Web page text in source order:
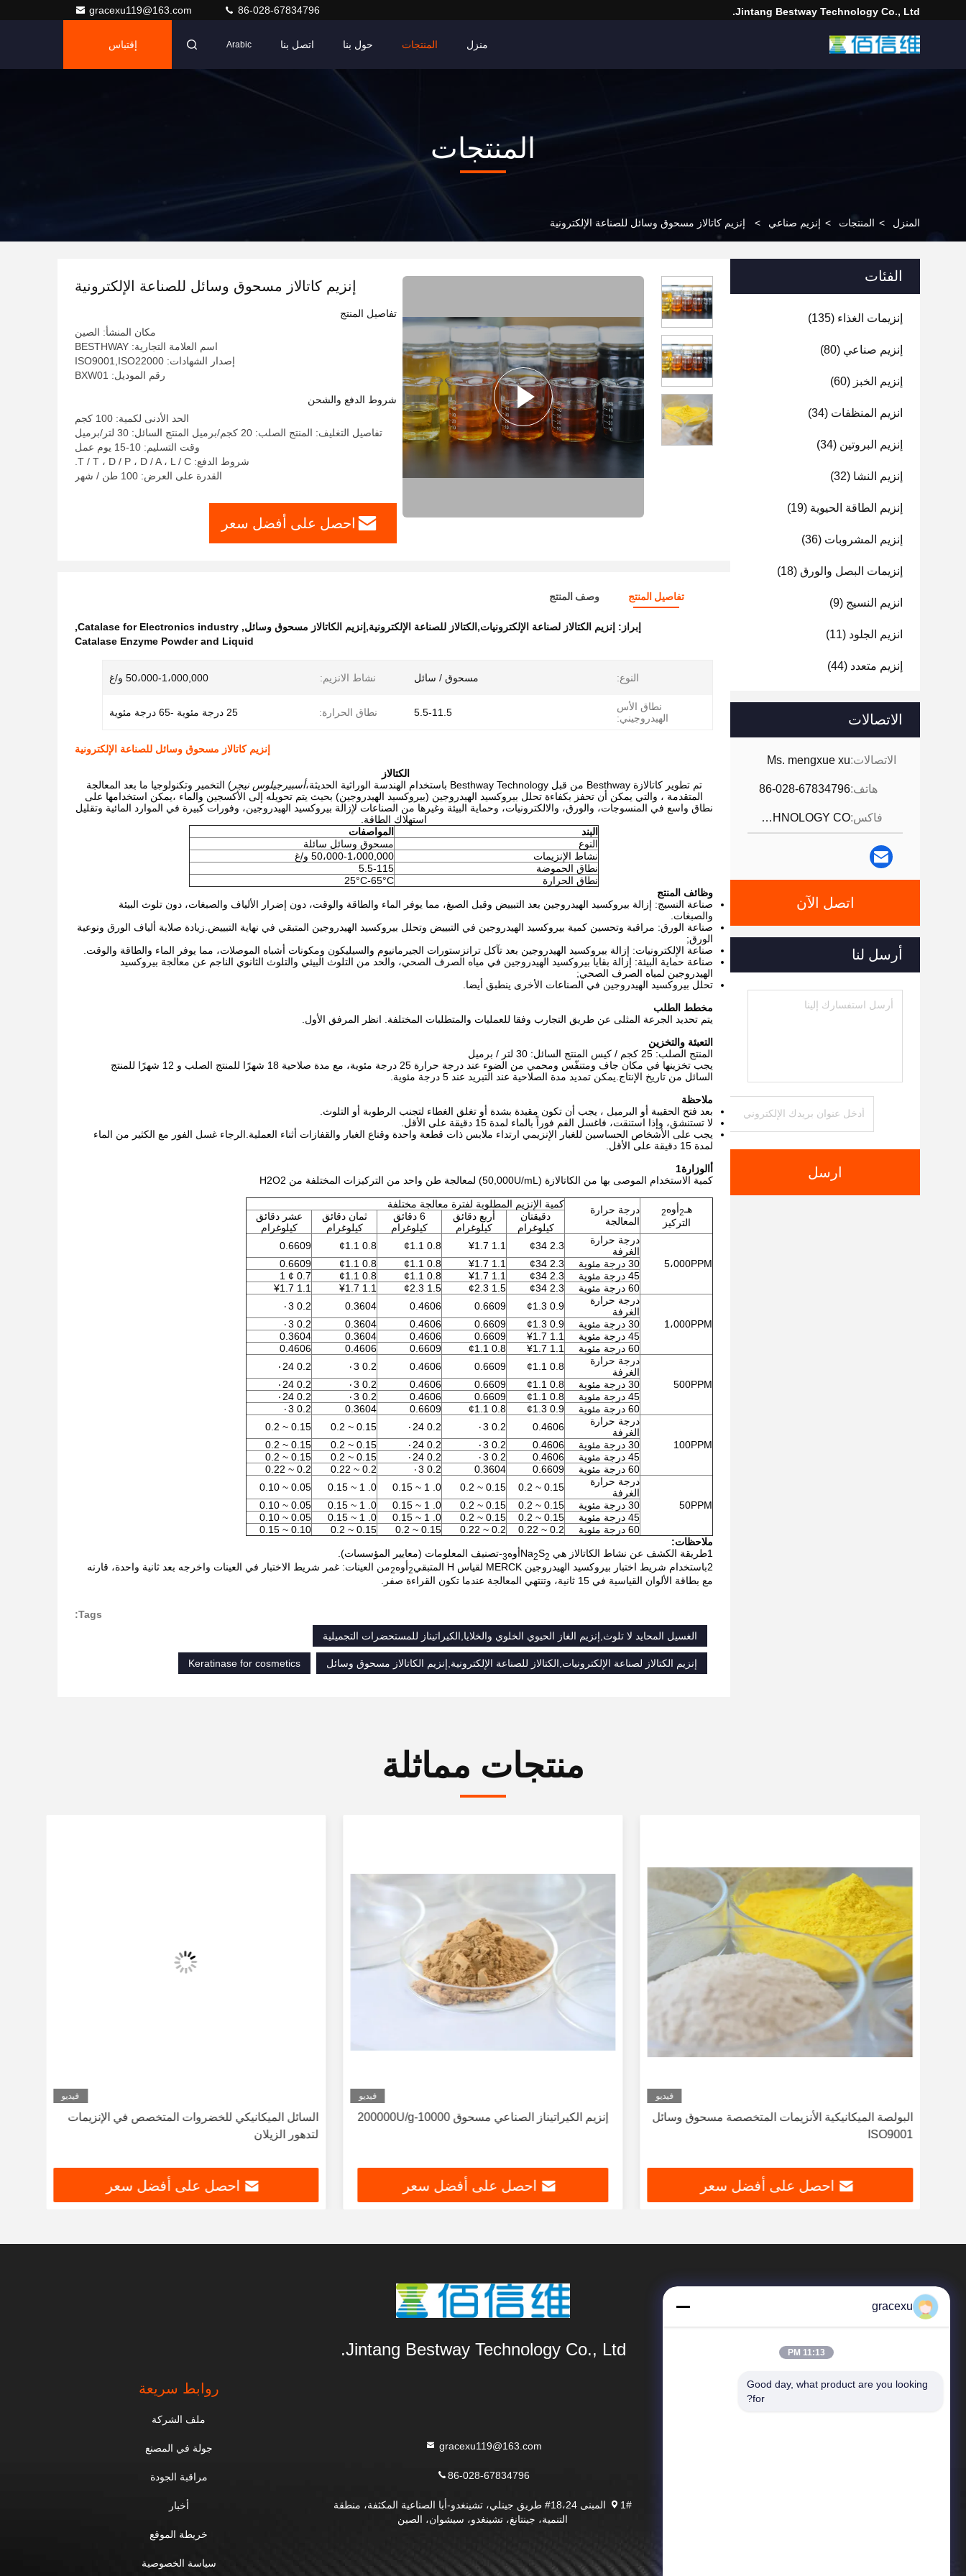
Jintang Bestway Technology Co., Ltd.
gracexu119@163.com 86-028-67834796
منزل المنتجات حول بنا اتصل بنا Arabic إقتباس
المنتجات
المنزل > المنتجات > إنزيم صناعي > إنزيم كاتالاز مسحوق وسائل للصناعة الإلكترونية
الفئات
إنزيمات الغذاء (135)
إنزيم صناعي (80)
إنزيم الخبز (60)
انزيم المنظفات (34)
إنزيم البروتين (34)
إنزيم النشا (32)
إنزيم الطاقة الحيوية (19)
إنزيم المشروبات (36)
إنزيمات البصل والورق (18)
انزيم النسيج (9)
انزيم الجلود (11)
إنزيم متعدد (44)
الاتصالات
الاتصالات:Ms. mengxue xu
هاتف:86-028-67834796
فاكس: JINTANG BESTWAY TECHNOLOGY CO
اتصل الآن
أرسل لنا
ارسل
إنزيم كاتالاز مسحوق وسائل للصناعة الإلكترونية
تفاصيل المنتج
مكان المنشأ: الصين
اسم العلامة التجارية: BESTHWAY
إصدار الشهادات: ISO9001,ISO22000
رقم الموديل: BXW01
شروط الدفع والشحن
الحد الأدنى لكمية: 100 كجم
تفاصيل التغليف: المنتج الصلب: 20 كجم/برميل المنتج السائل: 30 لتر/برميل
وقت التسليم: 10-15 يوم عمل
شروط الدفع: T / T ، D / P ، D / A ، L / C.
القدرة على العرض: 100 طن / شهر
احصل على أفضل سعر
تفاصيل المنتج وصف المنتج
إبراز: إنزيم الكتالاز لصناعة الإلكترونيات,الكتالاز للصناعة الإلكترونية,إنزيم الكاتالاز مسحوق وسائل,
Catalase for Electronics industry
,
Catalase Enzyme Powder and Liquid
النوع: مسحوق / سائل نشاط الانزيم: 50،000-1،000,000 و/غ
نطاق الأس
الهيدروجيني:
5.5-11.5 نطاق الحرارة: 25 درجة مئوية -65 درجة مئوية
إنزيم كاتالاز مسحوق وسائل للصناعة الإلكترونية
الكتالاز
تم تطوير كاتالازة Besthway من قبل Besthway Technology باستخدام الهندسة الوراثية الحديثة،
أسبيرجيلوس نيجر) التخمير وتكنولوجيا ما بعد المعالجة
المتقدمة ، والتي يمكن أن تحفز بكفاءة تحلل بيروكسيد الهيدروجين (بيروكسيد الهيدروجين) بحيث يتم تحويله إلى الأكسجين والماء ،يمكن استخدامها على
نطاق واسع في المنسوجات، والورق، والالكترونيات، وحماية البيئة وغيرها من الصناعات لإزالة بيروكسيد الهيدروجين، وفورات كبيرة في الموارد المائية وتقليل
استهلاك الطاقة.
البند
المواصفات
النوع
مسحوق وسائل سائلة
نشاط الإنزيمات
50،000-1،000,000 و/غ
نطاق الحموضة
5.5-115
نطاق الحرارة
25°C-65°C
وظائف المنتج
صناعة النسيج: إزالة بيروكسيد الهيدروجين بعد التبييض وقبل الصبغ، مما يوفر الماء والطاقة والوقت، دون إضرار الألياف والصبغات، دون تلوث البيئة
والصبغات.
صناعة الورق: مراقبة وتحسين كمية بيروكسيد الهيدروجين في التبييض وتحلل بيروكسيد الهيدروجين المتبقي في نهاية التبييض.زيادة صلابة ألياف الورق ونوعية
الورق;
صناعة الإلكترونيات: إزالة بيروكسيد الهيدروجين بعد تآكل ترانزستورات الجيرمانيوم والسيليكون ومكونات أشباه الموصلات، مما يوفر الماء والطاقة والوقت.
صناعة حماية البيئة: إزالة بقايا بيروكسيد الهيدروجين في مياه الصرف الصحي، والحد من التلوث البيئي والتلوث الثانوي الناجم عن معالجة بيروكسيد
الهيدروجين لمياه الصرف الصحي;
تحلل بيروكسيد الهيدروجين في الصناعات الأخرى ينطبق أيضا.
مخطط الطلب
يتم تحديد الجرعة المثلى عن طريق التجارب وفقا للعمليات والمتطلبات المختلفة. انظر المرفق الأول.
التعبئة والتخزين
المنتج الصلب: 25 كجم / كيس المنتج السائل: 30 لتر / برميل
يجب تخزينها في مكان جاف ومتنفّس ومحمي من الضوء عند درجة حرارة 25 درجة مئوية، مع مدة صلاحية 18 شهرًا للمنتج الصلب و 12 شهرًا للمنتج
السائل من تاريخ الإنتاج.يمكن تمديد مدة الصلاحية عند التبريد عند 5 درجة مئوية.
ملاحظة
بعد فتح الحقيبة أو البرميل ، يجب أن تكون مقيدة بشدة أو تغلق الغطاء لتجنب الرطوبة أو التلوث.
لا تستنشق، وإذا استنقت، فاغسل الفم فوراً بالماء لمدة 15 دقيقة على الأقل.
يجب على الأشخاص الحساسين للغبار الإنزيمي ارتداء ملابس ذات قطعة واحدة وقناع الغبار والقفازات أثناء العملية.الرجاء غسل الفور مع الكثير من الماء
لمدة 15 دقيقة على الأقل.
الوزارة1
كمية الاستخدام الموصى بها من الكاتالازة (50,000U/mL) لمعالجة طن واحد من التركيزات المختلفة من H2O2
هـ2أوه2
التركيز
درجة حرارة
المعالجة
كمية الإنزيم المطلوبة لفترة معالجة مختلفة
دقيقتان
كيلوغرام
أربع دقائق
كيلوغرام
6 دقائق
كيلوغرام
ثمان دقائق
كيلوغرام
عشر دقائق
كيلوغرام
5،000PPM
درجة حرارة
الغرفة
2.3 ¢34
1.1 ¥1.7
0.8 ¢1.1
0.8 ¢1.1
0.6609
30 درجة مئوية
2.3 ¢34
1.1 ¥1.7
0.8 ¢1.1
0.8 ¢1.1
0.6609
45 درجة مئوية
2.3 ¢34
1.1 ¥1.7
0.8 ¢1.1
0.8 ¢1.1
0.7 ¢ 1
60 درجة مئوية
2.3 ¢34
1.5 ¢2.3
1.5 ¢2.3
1.1 ¥1.7
1.1 ¥1.7
1،000PPM
درجة حرارة
الغرفة
0.9 ¢1.3
0.6609
0.4606
0.3604
0.2 ٠3
30 درجة مئوية
0.9 ¢1.3
0.6609
0.4606
0.3604
0.2 ٠3
45 درجة مئوية
1.1 ¥1.7
0.6609
0.4606
0.3604
0.3604
60 درجة مئوية
1.1 ¥1.7
0.8 ¢1.1
0.6609
0.4606
0.4606
500PPM
درجة حرارة
الغرفة
0.8 ¢1.1
0.6609
0.4606 0.2 ٠3
0.2 ٠24
30 درجة مئوية
0.8 ¢1.1
0.6609
0.4606 0.2 ٠3
0.2 ٠24
45 درجة مئوية
0.8 ¢1.1
0.6609
0.4606 0.2 ٠3
0.2 ٠24
60 درجة مئوية
0.9 ¢1.3
0.8 ¢1.1
0.6609
0.3604 0.2 ٠3
100PPM
درجة حرارة
الغرفة
0.4606 0.2 ٠3 0.2 ٠24 0.15 ~ 0.2
0.15 ~ 0.2
30 درجة مئوية
0.4606 0.2 ٠3 0.2 ٠24 0.15 ~ 0.2
0.15 ~ 0.2
45 درجة مئوية
0.4606 0.2 ٠3 0.2 ٠24 0.15 ~ 0.2
0.15 ~ 0.2
60 درجة مئوية
0.6609
0.3604 0.2 ٠3 0.2 ~ 0.22
0.2 ~ 0.22
50PPM
درجة حرارة
الغرفة
0.15 ~ 0.2
0.15 ~ 0.2
0. 1 ~ 0.15
0. 1 ~ 0.15
0.05 ~ 0.10
30 درجة مئوية
0.15 ~ 0.2
0.15 ~ 0.2
0. 1 ~ 0.15
0. 1 ~ 0.15
0.05 ~ 0.10
45 درجة مئوية
0.15 ~ 0.2
0.15 ~ 0.2
0. 1 ~ 0.15
0. 1 ~ 0.15
0.05 ~ 0.10
60 درجة مئوية
0.2 ~ 0.22
0.2 ~ 0.22
0.15 ~ 0.2
0.15 ~ 0.2
0.10 ~ 0.15
ملاحظات:
1طريقة الكشف عن نشاط الكاتالاز هي Na
2S2 أوه3-تصنيف المعلومات (معايير المؤسسات).
2باستخدام شريط اختبار بيروكسيد الهيدروجين MERCK لقياس H المتبقي
2أوه2من العينات: غمر شريط الاختبار في العينات واخرجه بعد ثانية واحدة، قارنه
مع بطاقة الألوان القياسية في 15 ثانية، وتنتهي المعالجة عندما تكون القراءة صفر.
Tags:
الغسيل المحايد لا تلوث,إنزيم الغاز الحيوي الخلوي والخلايا,الكيراتيناز للمستحضرات التجميلية
إنزيم الكتالاز لصناعة الإلكترونيات,الكتالاز للصناعة الإلكترونية,إنزيم الكاتالاز مسحوق وسائل Keratinase for cosmetics
منتجات مماثلة
فيديو
البولصة الميكانيكية الأنزيمات المتخصصة مسحوق وسائل
ISO9001
احصل على أفضل سعر
فيديو
إنزيم الكيراتيناز الصناعي مسحوق 10000-200000U/g
احصل على أفضل سعر
فيديو
السائل الميكانيكي للخضروات المتخصص في الإنزيمات
لتدهور الزيلان
احصل على أفضل سعر
Jintang Bestway Technology Co., Ltd.
المنتجات
gracexu119@163.com
86-028-67834796
1# المبنى 18،24# طريق جينلي، تشينغدو-أبا الصناعية المكثفة، منطقة
التنمية، جينتانغ، تشينغدو، سيشوان، الصين
روابط سريعة
ملف الشركة
جولة في المصنع
مراقبة الجودة
أخبار
خريطة الموقع
سياسة الخصوصية
gracexu
11:13 PM
Good day, what product are you looking
for?